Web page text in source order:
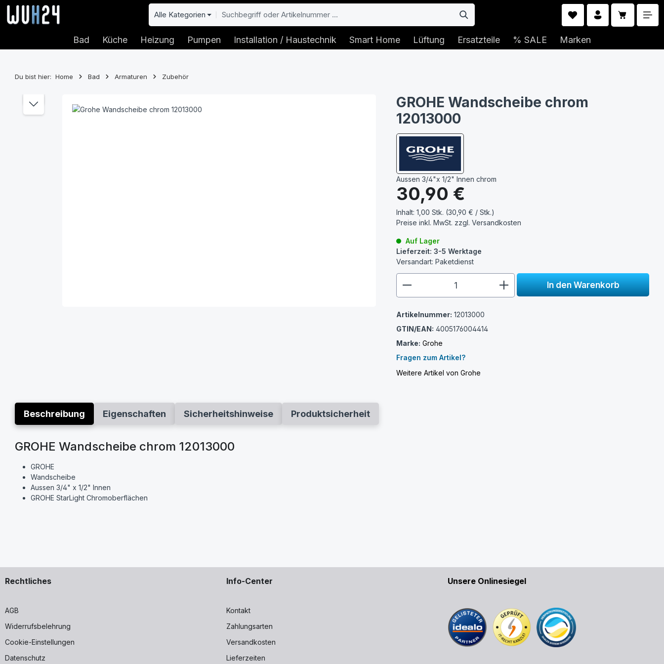
Hauptinhalt springen
Zur Suche springen
Zur Hauptnavigation springen Alle Kategorien
Bad Küche Heizung Pumpen Installation / Haustechnik Smart Home Lüftung Ersatzteile % SALE Marken
Du bist hier: Home Bad Armaturen Zubehör
GROHE Wandscheibe chrom
12013000
Aussen 3/4"x 1/2" Innen chrom
Regulärer Preis:
30,90 €
Inhalt:1,00 Stk. (30,90 € / Stk.)
Preise inkl. MwSt. zzgl.Versandkosten
Auf Lager
Lieferzeit: 3-5 Werktage
Versandart: Paketdienst
In den Warenkorb
Artikelnummer: 12013000
GTIN/EAN: 4005176004414
Marke: Grohe
Fragen zum Artikel?
Weitere Artikel von Grohe
Beschreibung Eigenschaften Sicherheitshinweise Produktsicherheit
GROHE Wandscheibe chrom 12013000
GROHE
Wandscheibe
Aussen 3/4" x 1/2" Innen
GROHE StarLight Chromoberflächen
Rechtliches
AGB
Widerrufsbelehrung
Cookie-Einstellungen
Datenschutz
Info-Center
Kontakt
Zahlungsarten
Versandkosten
Lieferzeiten
Unsere Onlinesiegel